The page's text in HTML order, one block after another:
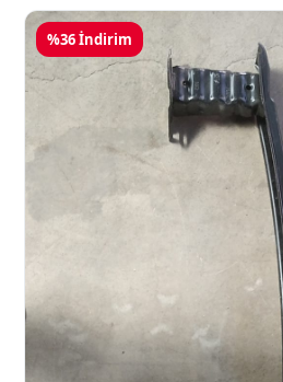
%36 İndirim